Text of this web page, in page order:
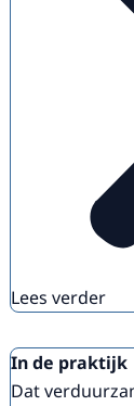
Lees verder
In de praktijk
Dat